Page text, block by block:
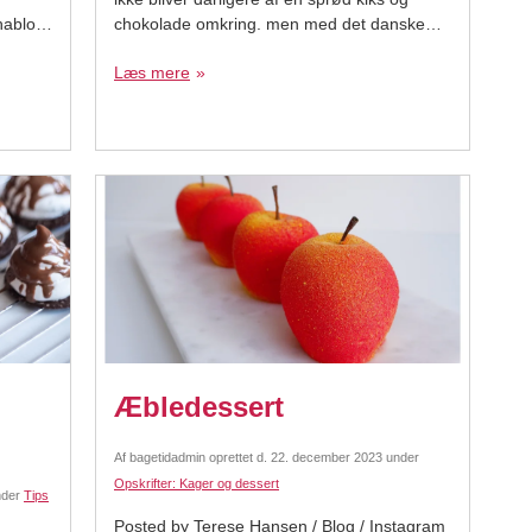
chokolade omkring. men med det danske
det er da en skam. Derfor har jeg lavet
Læs mere
Tips
Æbledessert
Af bagetidadmin oprettet d. 22. december 2023 under
Opskrifter: Kager og dessert
Posted by Terese Hansen / Blog / Instagram